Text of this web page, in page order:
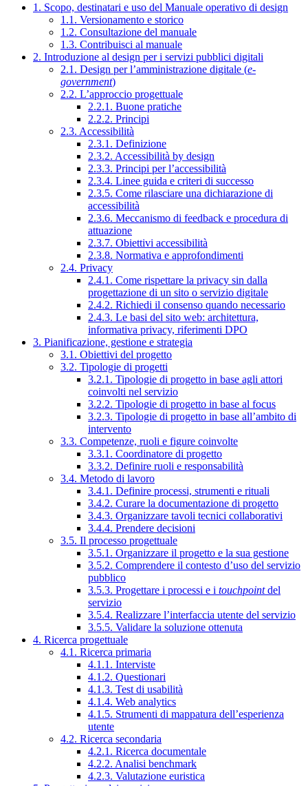
1. Scopo, destinatari e uso del Manuale operativo di design
1.1. Versionamento e storico
1.2. Consultazione del manuale
1.3. Contribuisci al manuale
2. Introduzione al design per i servizi pubblici digitali
2.1. Design per l’amministrazione digitale (e-
government)
2.2. L’approccio progettuale
2.2.1. Buone pratiche
2.2.2. Principi
2.3. Accessibilità
2.3.1. Definizione
2.3.2. Accessibilità by design
2.3.3. Principi per l’accessibilità
2.3.4. Linee guida e criteri di successo
2.3.5. Come rilasciare una dichiarazione di
accessibilità
2.3.6. Meccanismo di feedback e procedura di
attuazione
2.3.7. Obiettivi accessibilità
2.3.8. Normativa e approfondimenti
2.4. Privacy
2.4.1. Come rispettare la privacy sin dalla
progettazione di un sito o servizio digitale
2.4.2. Richiedi il consenso quando necessario
2.4.3. Le basi del sito web: architettura,
informativa privacy, riferimenti DPO
3. Pianificazione, gestione e strategia
3.1. Obiettivi del progetto
3.2. Tipologie di progetti
3.2.1. Tipologie di progetto in base agli attori
coinvolti nel servizio
3.2.2. Tipologie di progetto in base al focus
3.2.3. Tipologie di progetto in base all’ambito di
intervento
3.3. Competenze, ruoli e figure coinvolte
3.3.1. Coordinatore di progetto
3.3.2. Definire ruoli e responsabilità
3.4. Metodo di lavoro
3.4.1. Definire processi, strumenti e rituali
3.4.2. Curare la documentazione di progetto
3.4.3. Organizzare tavoli tecnici collaborativi
3.4.4. Prendere decisioni
3.5. Il processo progettuale
3.5.1. Organizzare il progetto e la sua gestione
3.5.2. Comprendere il contesto d’uso del servizio
pubblico
3.5.3. Progettare i processi e i touchpointdel
servizio
3.5.4. Realizzare l’interfaccia utente del servizio
3.5.5. Validare la soluzione ottenuta
4. Ricerca progettuale
4.1. Ricerca primaria
4.1.1. Interviste
4.1.2. Questionari
4.1.3. Test di usabilità
4.1.4. Web analytics
4.1.5. Strumenti di mappatura dell’esperienza
utente
4.2. Ricerca secondaria
4.2.1. Ricerca documentale
4.2.2. Analisi benchmark
4.2.3. Valutazione euristica